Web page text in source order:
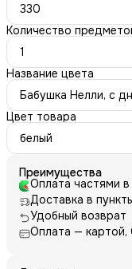
330
Количество
1
Название цвета
Бабушка Нелли, с
Цвет товара
белый
Преимущества
Оплата частями
Доставка в
Удобный возврат
Оплата — картой,